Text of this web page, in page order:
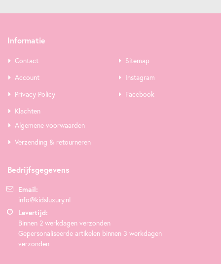
Informatie
Contact
Account
Privacy Policy
Klachten
Sitemap
Instagram
Facebook
Algemene voorwaarden
Verzending & retourneren
Bedrijfsgegevens
Email:
info@kidsluxury.nl
Levertijd:
Binnen 2 werkdagen verzonden
Gepersonaliseerde artikelen binnen 3 werkdagen
verzonden